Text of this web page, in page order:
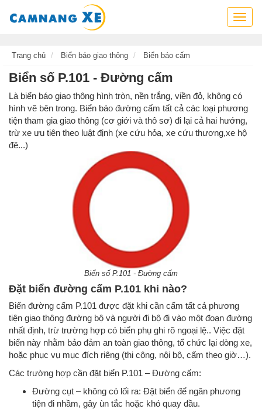
Cẩm
tin
xe,
kỹ
năng
Trang chủ Biển báo giao thông Biển báo cấm
Biển số P.101 - Đường cấm
Là biển báo giao thông hình tròn, nền trắng, viền đỏ, không có
hình vẽ bên trong. Biển báo đường cấm tất cả các loại phương
tiện tham gia giao thông (cơ giới và thô sơ) đi lại cả hai hướng,
trừ xe ưu tiên theo luật định (xe cứu hỏa, xe cứu thương,xe hộ
đê...)
Biển số P.101 - Đường cấm
Đặt biển đường cấm P.101 khi nào?
Biển đường cấm P.101 được đặt khi cần cấm tất cả phương
tiện giao thông đường bộ và người đi bộ đi vào một đoạn đường
nhất định, trừ trường hợp có biển phụ ghi rõ ngoại lệ.. Việc đặt
biển này nhằm bảo đảm an toàn giao thông, tổ chức lại dòng xe,
hoặc phục vụ mục đích riêng (thi công, nội bộ, cấm theo giờ…).
Các trường hợp cần đặt biển P.101 – Đường cấm:
Đường cụt – không có lối ra: Đặt biển để ngăn phương
tiện đi nhầm, gây ùn tắc hoặc khó quay đầu.